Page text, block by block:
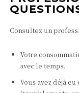
Consultez un
Votre
avec le temps.
Vous avez déjà